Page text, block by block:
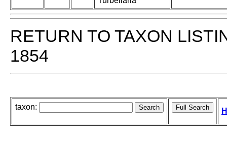
RETURN TO TAXON
1854
taxon: